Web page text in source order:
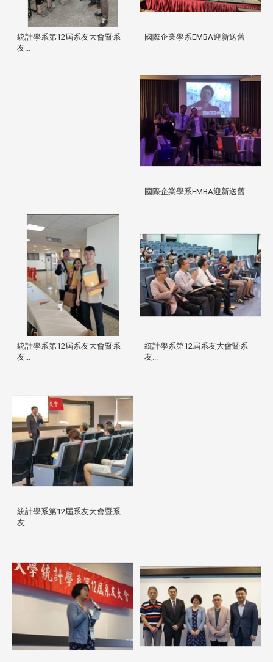
統計學系第12屆系友大會暨系
友...
國際企業學系EMBA迎新送舊
國際企業學系EMBA迎新送舊
統計學系第12屆系友大會暨系
友...
統計學系第12屆系友大會暨系
友...
統計學系第12屆系友大會暨系
友...